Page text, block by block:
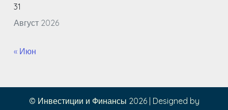
Август 2026
31
« Июн
© Инвестиции и Финансы 2026 | Designed by